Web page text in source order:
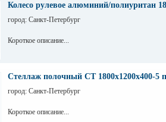
Колесо рулевое алюминий/полиуритан
город: Санкт-Петербург
Короткое описание...
Стеллаж полочный СТ 1800х1200х400-5
город: Санкт-Петербург
Короткое описание...